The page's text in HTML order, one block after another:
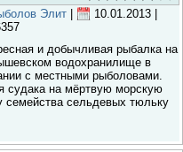
Элит 10.01.2013
и добычливая рыбалка на
водохранилище в
с местными рыболовами.
судака на мёртвую морскую
семейства сельдевых тюльку